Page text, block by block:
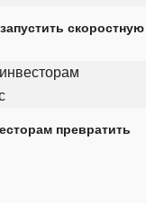
скоростную
превратить